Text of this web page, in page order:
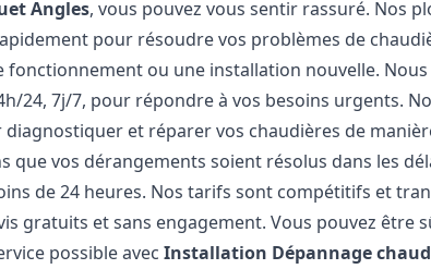
Angles, vous pouvez vous sentir rassuré. Nos
pour résoudre vos problèmes de
fonctionnement ou une installation nouvelle.
24, 7j/7, pour répondre à vos besoins urgents.
et réparer vos chaudières de
que vos dérangements soient résolus dans les
de 24 heures. Nos tarifs sont compétitifs et
gratuits et sans engagement. Vous pouvez être
possible avecInstallation Dépannage